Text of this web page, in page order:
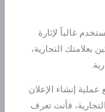
غالباً لإثارة
بعلامتك التجارية،
إنشاء الإعلان
فأنت تعرف